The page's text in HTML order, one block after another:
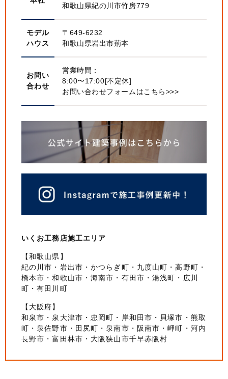
和歌山県紀の川市竹房779
モデル
ハウス
〒649-6232
和歌山県岩出市荊本
お問い
合わせ
営業時間：
8:00〜17:00[不定休]
お問い合わせフォームはこちら>>>
いくお工務店施工エリア
【和歌山県】
紀の川市・岩出市・かつらぎ町・九度山町・高野町・
橋本市・和歌山市・海南市・有田市・湯浅町・広川
町・有田川町
【大阪府】
和泉市・泉大津市・忠岡町・岸和田市・貝塚市・熊取
町・泉佐野市・田尻町・泉南市・阪南市・岬町・河内
長野市・富田林市・大阪狭山市千早赤阪村